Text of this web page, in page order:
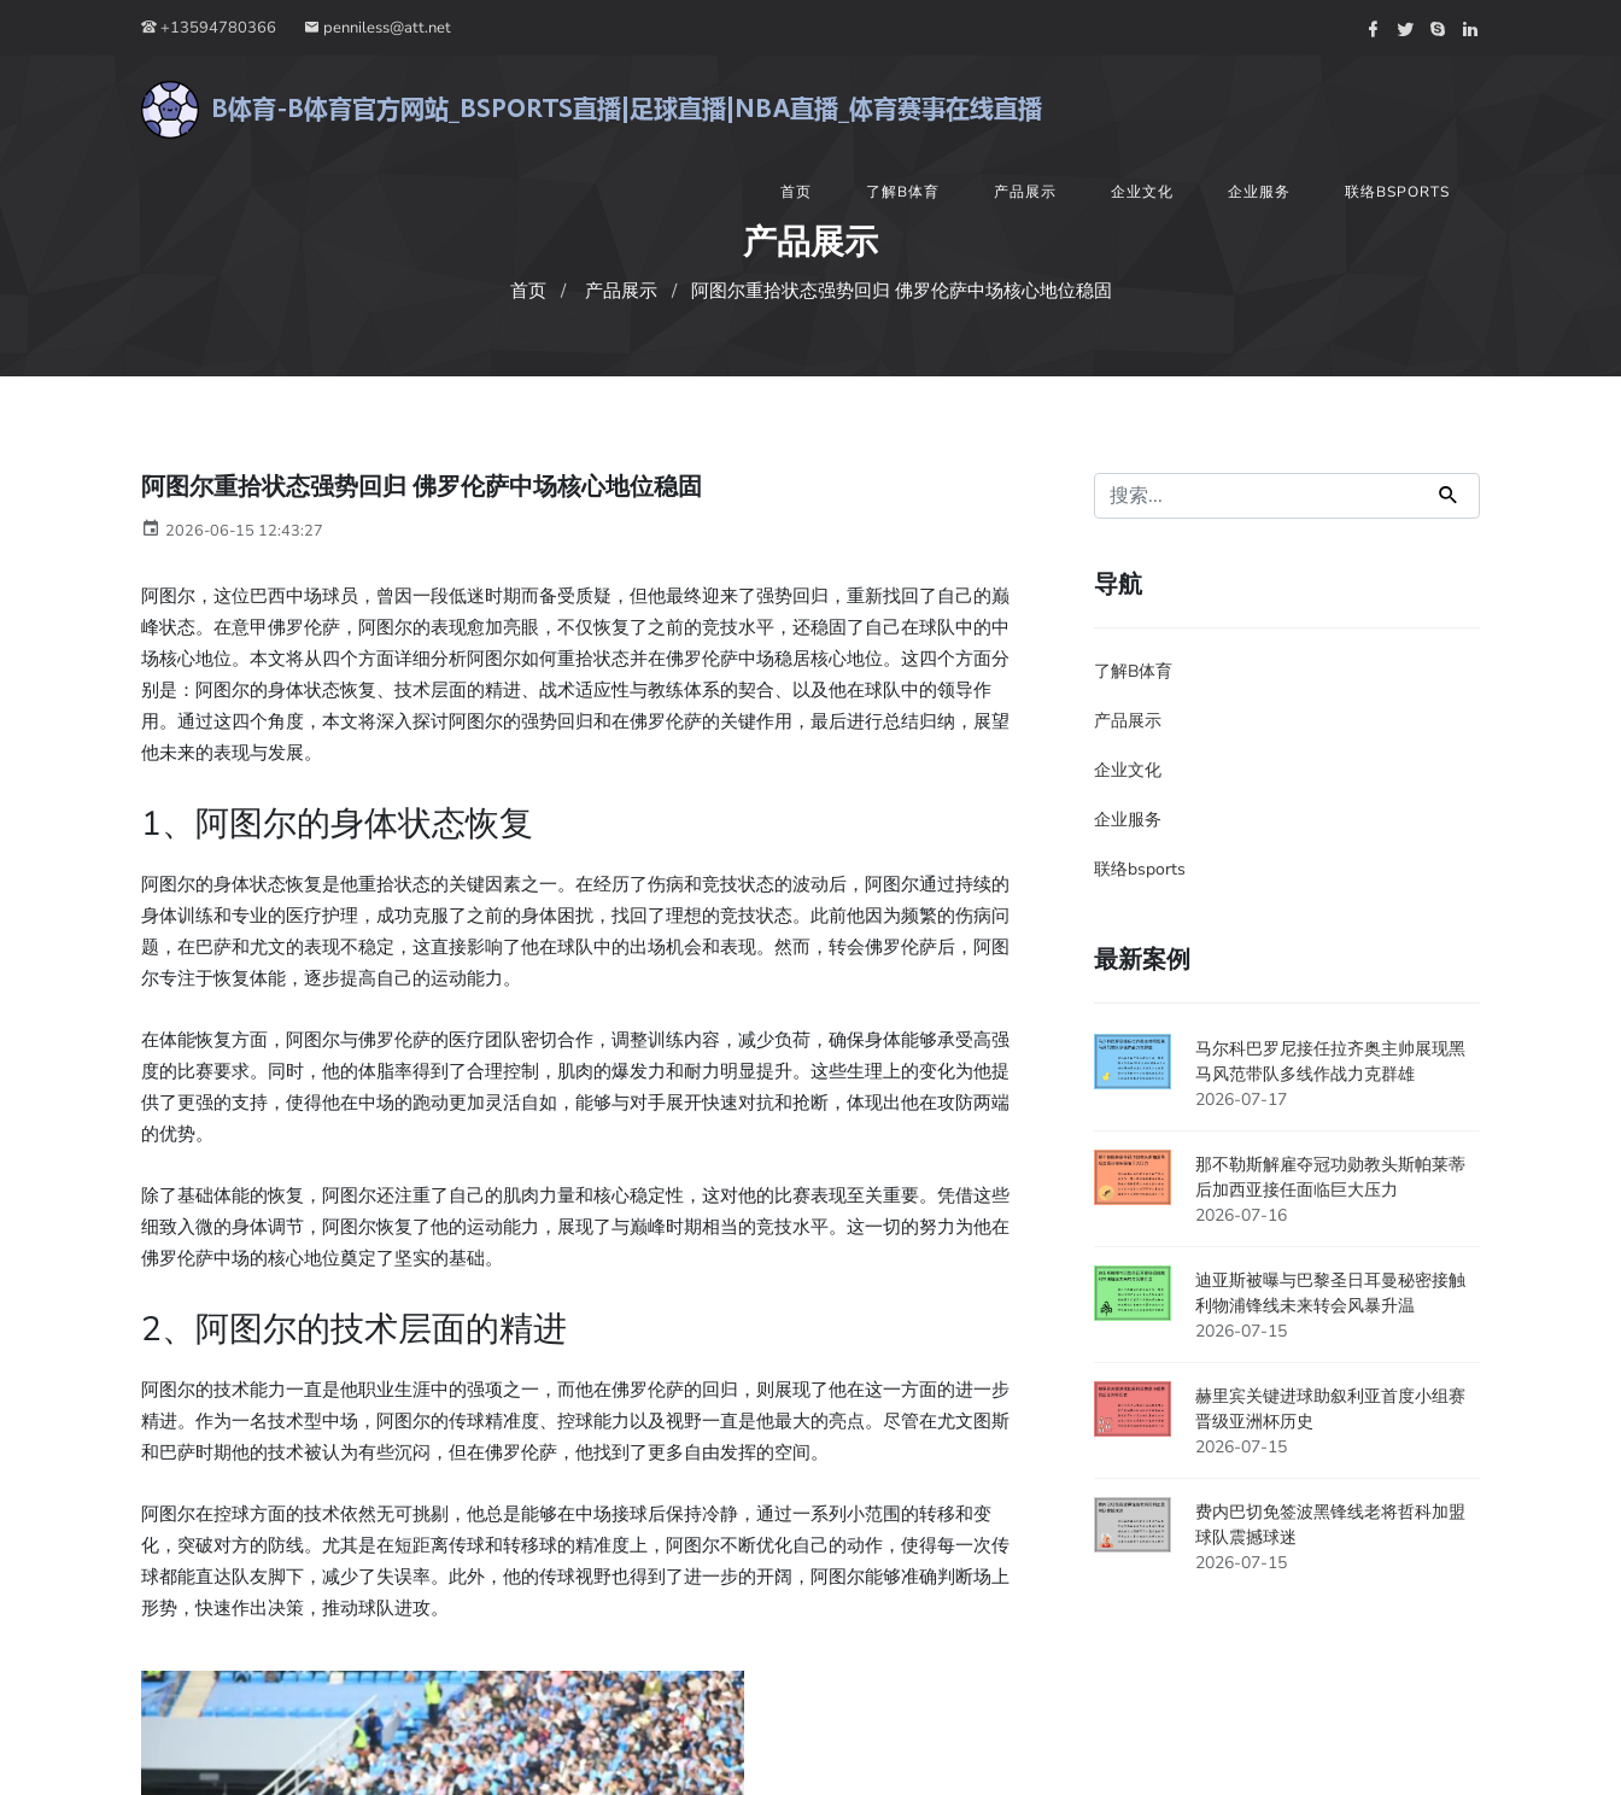
+13594780366 penniless@att.net
首页 了解B体育 产品展示 企业文化 企业服务 联络BSPORTS
产品展示
首页 产品展示 阿图尔重拾状态强势回归 佛罗伦萨中场核心地位稳固
阿图尔重拾状态强势回归 佛罗伦萨中场核心地位稳固
2026-06-15 12:43:27
阿图尔，这位巴西中场球员，曾因一段低迷时期而备受质疑，但他最终迎来了强势回归，重新找回了自己的巅
峰状态。在意甲佛罗伦萨，阿图尔的表现愈加亮眼，不仅恢复了之前的竞技水平，还稳固了自己在球队中的中
场核心地位。本文将从四个方面详细分析阿图尔如何重拾状态并在佛罗伦萨中场稳居核心地位。这四个方面分
别是：阿图尔的身体状态恢复、技术层面的精进、战术适应性与教练体系的契合、以及他在球队中的领导作
用。通过这四个角度，本文将深入探讨阿图尔的强势回归和在佛罗伦萨的关键作用，最后进行总结归纳，展望
他未来的表现与发展。
1、阿图尔的身体状态恢复
阿图尔的身体状态恢复是他重拾状态的关键因素之一。在经历了伤病和竞技状态的波动后，阿图尔通过持续的
身体训练和专业的医疗护理，成功克服了之前的身体困扰，找回了理想的竞技状态。此前他因为频繁的伤病问
题，在巴萨和尤文的表现不稳定，这直接影响了他在球队中的出场机会和表现。然而，转会佛罗伦萨后，阿图
尔专注于恢复体能，逐步提高自己的运动能力。
在体能恢复方面，阿图尔与佛罗伦萨的医疗团队密切合作，调整训练内容，减少负荷，确保身体能够承受高强
度的比赛要求。同时，他的体脂率得到了合理控制，肌肉的爆发力和耐力明显提升。这些生理上的变化为他提
供了更强的支持，使得他在中场的跑动更加灵活自如，能够与对手展开快速对抗和抢断，体现出他在攻防两端
的优势。
除了基础体能的恢复，阿图尔还注重了自己的肌肉力量和核心稳定性，这对他的比赛表现至关重要。凭借这些
细致入微的身体调节，阿图尔恢复了他的运动能力，展现了与巅峰时期相当的竞技水平。这一切的努力为他在
佛罗伦萨中场的核心地位奠定了坚实的基础。
2、阿图尔的技术层面的精进
阿图尔的技术能力一直是他职业生涯中的强项之一，而他在佛罗伦萨的回归，则展现了他在这一方面的进一步
精进。作为一名技术型中场，阿图尔的传球精准度、控球能力以及视野一直是他最大的亮点。尽管在尤文图斯
和巴萨时期他的技术被认为有些沉闷，但在佛罗伦萨，他找到了更多自由发挥的空间。
阿图尔在控球方面的技术依然无可挑剔，他总是能够在中场接球后保持冷静，通过一系列小范围的转移和变
化，突破对方的防线。尤其是在短距离传球和转移球的精准度上，阿图尔不断优化自己的动作，使得每一次传
球都能直达队友脚下，减少了失误率。此外，他的传球视野也得到了进一步的开阔，阿图尔能够准确判断场上
形势，快速作出决策，推动球队进攻。
导航
了解B体育
产品展示
企业文化
企业服务
联络bsports
最新案例
马尔科巴罗尼接任拉齐奥主帅展现黑
马风范带队多线作战力克群雄
2026-07-17
那不勒斯解雇夺冠功勋教头斯帕莱蒂
后加西亚接任面临巨大压力
2026-07-16
迪亚斯被曝与巴黎圣日耳曼秘密接触
利物浦锋线未来转会风暴升温
2026-07-15
赫里宾关键进球助叙利亚首度小组赛
晋级亚洲杯历史
2026-07-15
费内巴切免签波黑锋线老将哲科加盟
球队震撼球迷
2026-07-15